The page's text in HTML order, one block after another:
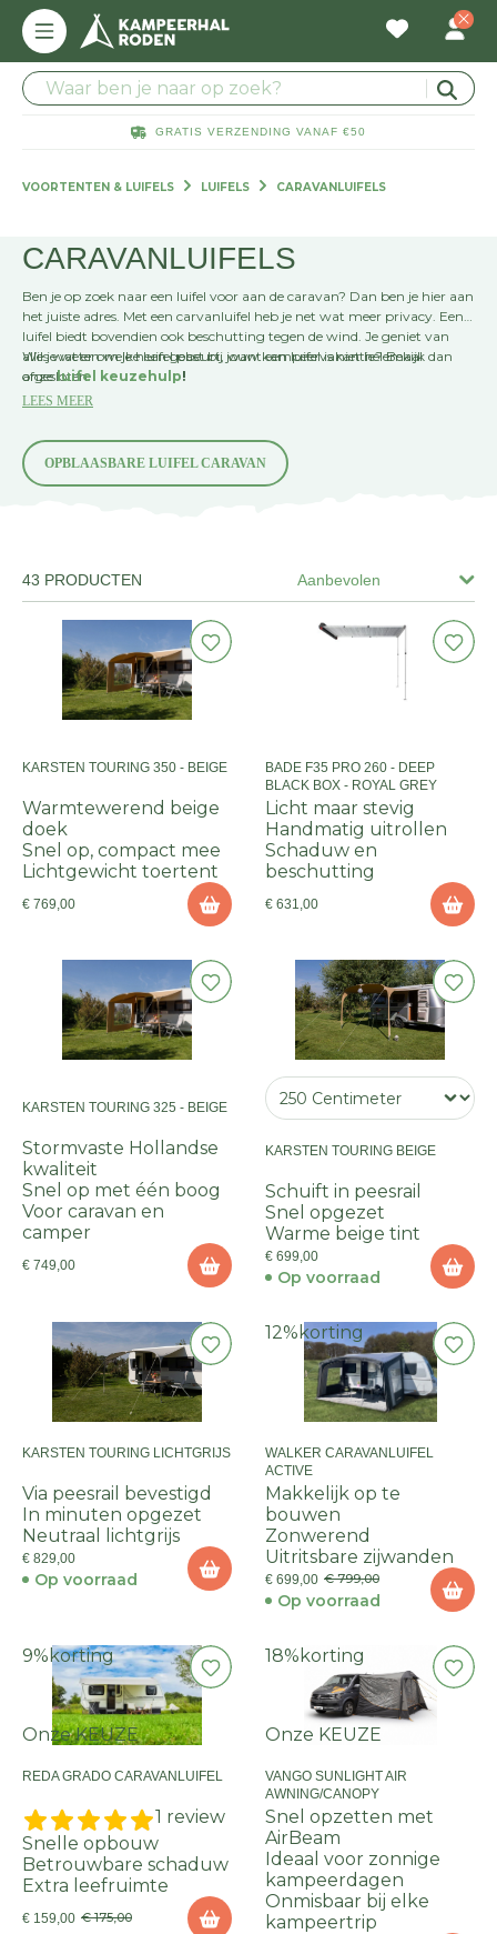
GRATIS VERZENDING VANAF €50
VOORTENTEN & LUIFELS LUIFELS CARAVANLUIFELS
CARAVANLUIFELS
Ben je op zoek naar een luifel voor aan de caravan? Dan ben je hier aan
het juiste adres. Met een carvanluifel heb je net wat meer privacy. Een
luifel biedt bovendien ook beschutting tegen de wind. Je geniet van
alles wat er om je heen gebeurt, want een luifel is niet helemaal
afgesloten.
Wil je weten welke luifel past bij jouw kampeervakantie? Bekijk dan
onzeluifel keuzehulp!
LEES MEER
OPBLAASBARE LUIFEL CARAVAN
Aanbevolen
43 PRODUCTEN
KARSTEN TOURING 350 - BEIGE
Warmtewerend beige
doek
Snel op, compact mee
Lichtgewicht toertent
€ 769,00
BADE F35 PRO 260 - DEEP
BLACK BOX - ROYAL GREY
Licht maar stevig
Handmatig uitrollen
Schaduw en
beschutting
€ 631,00
KARSTEN TOURING 325 - BEIGE
Stormvaste Hollandse
kwaliteit
Snel op met één boog
Voor caravan en
camper
€ 749,00
KARSTEN TOURING BEIGE
Schuift in peesrail
Snel opgezet
Warme beige tint
€ 699,00
Op voorraad
KARSTEN TOURING LICHTGRIJS
Via peesrail bevestigd
In minuten opgezet
Neutraal lichtgrijs
€ 829,00
Op voorraad
12% korting
WALKER CARAVANLUIFEL
ACTIVE
Makkelijk op te
bouwen
Zonwerend
Uitritsbare zijwanden
€ 699,00 € 799,00
Op voorraad
9% korting
Onze KEUZE
REDA GRADO CARAVANLUIFEL
1 review
Snelle opbouw
Betrouwbare schaduw
Extra leefruimte
€ 159,00 € 175,00
18% korting
Onze KEUZE
VANGO SUNLIGHT AIR
AWNING/CANOPY
Snel opzetten met
AirBeam
Ideaal voor zonnige
kampeerdagen
Onmisbaar bij elke
kampeertrip